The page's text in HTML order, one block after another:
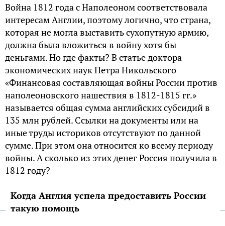
Война 1812 года с Наполеоном соответствовала
интересам Англии, поэтому логично, что страна,
которая не могла выставить сухопутную армию,
должна была вложиться в войну хотя бы
деньгами. Но где факты? В статье доктора
экономических наук Петра Никольского
«Финансовая составляющая войны России против
наполеоновского нашествия в 1812-1815 гг.»
называется общая сумма английских субсидий в
135 млн рублей. Ссылки на документы или на
иные труды историков отсутствуют по данной
сумме. При этом она относится ко всему периоду
войны. А сколько из этих денег Россия получила в
1812 году?
Когда Англия успела предоставить России
такую помощь